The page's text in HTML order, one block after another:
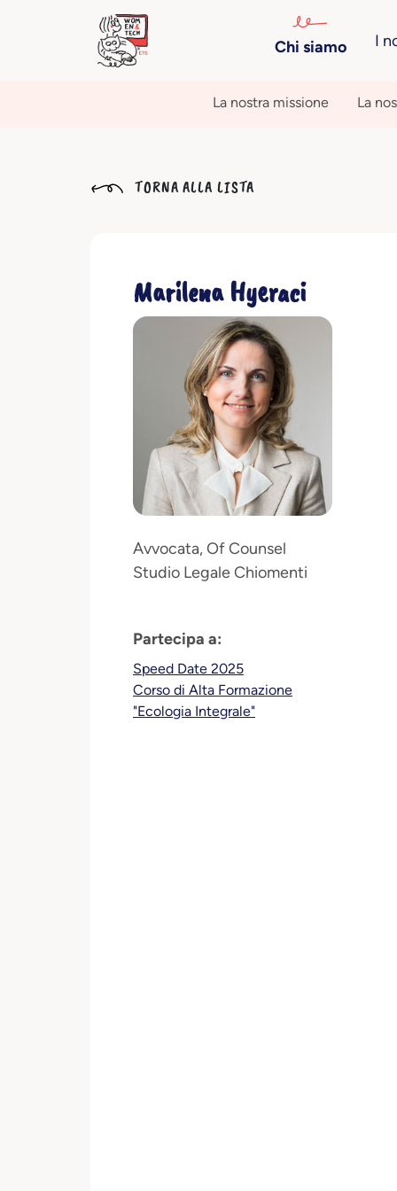
Chi siamo I
La nostra missione La
TORNA ALLA LISTA
Marilena Hyeraci
Avvocata, Of Counsel
Studio Legale Chiomenti
Partecipa a:
Speed Date 2025
Corso di Alta Formazione
"Ecologia Integrale"